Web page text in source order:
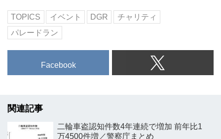
TOPICS イベント DGR
チャリティ
パレードラン
Facebook
関連記事
二輪車盗認知件数4年連続で増加 前年比1
万4500件増／警察庁まとめ